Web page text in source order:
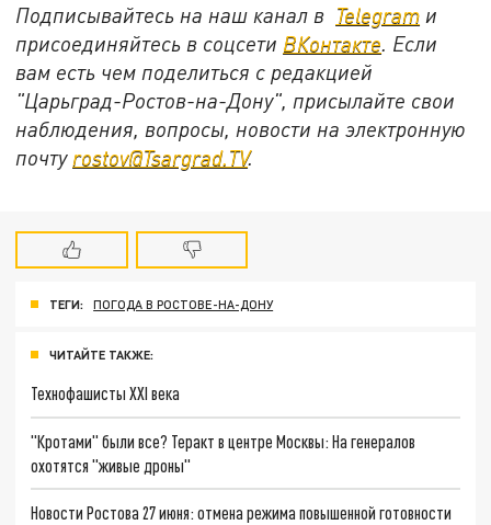
Подписывайтесь на наш канал в Telegram и
присоединяйтесь в соцсети ВКонтакте . Если
вам есть чем поделиться с редакцией
"Царьград-Ростов-на-Дону", присылайте свои
наблюдения, вопросы, новости на электронную
почту rostov@Tsargrad.ТV.
ТЕГИ: ПОГОДА В РОСТОВЕ-НА-ДОНУ
ЧИТАЙТЕ ТАКЖЕ:
Технофашисты XXI века
"Кротами" были все? Теракт в центре Москвы: На генералов
охотятся "живые дроны"
Новости Ростова 27 июня: отмена режима повышенной готовности